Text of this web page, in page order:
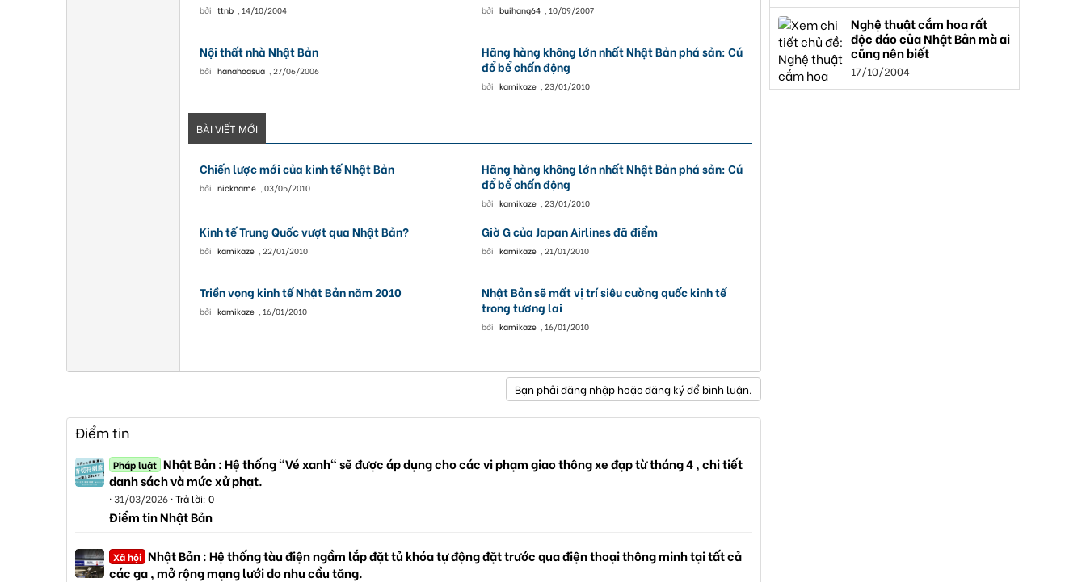
bởi ttnb , 14/10/2004 bởi buihang64 , 10/09/2007
Nội thất nhà Nhật Bản
bởi hanahoasua , 27/06/2006
Hãng hàng không lớn nhất Nhật Bản phá sản: Cú
đổ bể chấn động
bởi kamikaze , 23/01/2010
BÀI VIẾT MỚI
Chiến lược mới của kinh tế Nhật Bản
bởi nickname , 03/05/2010
Hãng hàng không lớn nhất Nhật Bản phá sản: Cú
đổ bể chấn động
bởi kamikaze , 23/01/2010
Kinh tế Trung Quốc vượt qua Nhật Bản?
bởi kamikaze , 22/01/2010
Giờ G của Japan Airlines đã điểm
bởi kamikaze , 21/01/2010
Triền vọng kinh tế Nhật Bản năm 2010
bởi kamikaze , 16/01/2010
Nhật Bản sẽ mất vị trí siêu cường quốc kinh tế
trong tương lai
bởi kamikaze , 16/01/2010
Bạn phải đăng nhập hoặc đăng ký để bình luận.
Điểm tin
Pháp luật Nhật Bản : Hệ thống "Vé xanh" sẽ được áp dụng cho các vi phạm giao thông xe đạp từ tháng 4 , chi tiết
danh sách và mức xử phạt.
31/03/2026 Trả lời: 0
Điểm tin Nhật Bản
Xã hội Nhật Bản : Hệ thống tàu điện ngầm lắp đặt tủ khóa tự động đặt trước qua điện thoại thông minh tại tất cả
các ga , mở rộng mạng lưới do nhu cầu tăng.
Nghệ thuật cắm hoa rất
độc đáo của Nhật Bản mà ai
cũng nên biết
17/10/2004